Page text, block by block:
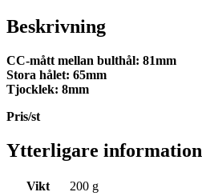
Beskrivning
CC-mått mellan bulthål: 81mm
Stora hålet: 65mm
Tjocklek: 8mm
Pris/st
Ytterligare information
Vikt
200 g